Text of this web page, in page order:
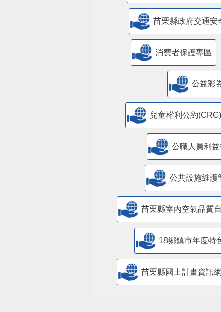
苗栗縣政府交通安
消費者保護專區
公益彩
兒童權利公約
公職人員利
公共設施維護
苗栗縣室內空氣品質
18鄉鎮市年度特
苗栗縣國土計畫資訊網